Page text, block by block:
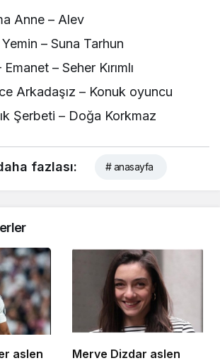
Anne – Alev
– Suna Tarhun
– Seher Kırımlı
Arkadaşız – Konuk oyuncu
Şerbeti – Doğa Korkmaz
fazlası: # anasayfa
aslen
Merve Dizdar aslen